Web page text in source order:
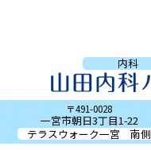
内科
〒491-0028
一宮市朝日3丁目1-22
テラスウォーク一宮 南側